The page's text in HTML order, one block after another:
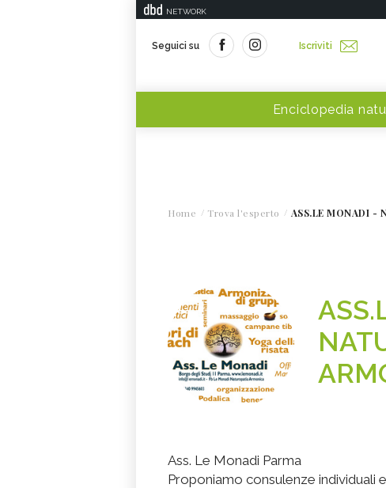
NETWORK
Seguici su Iscriviti
Enciclopedia
Home Trova l'esperto ASS.LE MONADI -
Ass. Le Monadi Parma
Proponiamo consulenze individuali